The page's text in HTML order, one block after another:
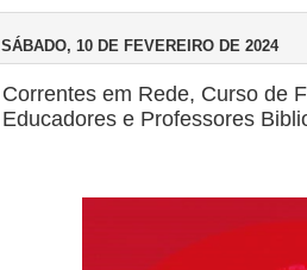
SÁBADO, 10 DE FEVEREIRO DE 2024
Correntes em Rede, Curso de
Educadores e Professores